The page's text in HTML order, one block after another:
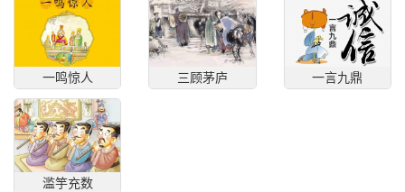
一鸣惊人 三顾茅庐 一言九鼎
滥竽充数